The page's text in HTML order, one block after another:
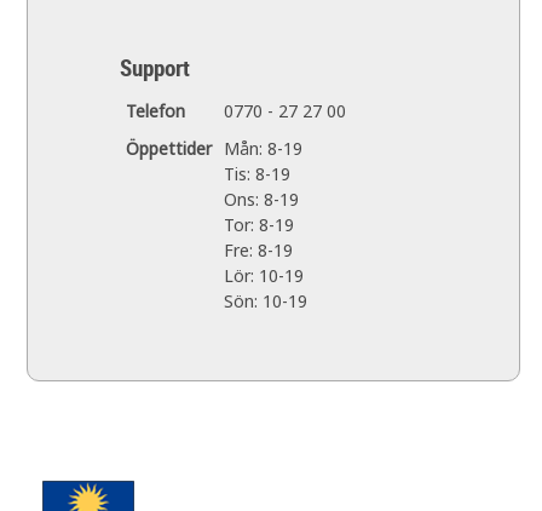
Support
Telefon
0770 - 27 27 00
Öppettider Mån: 8-19
Tis: 8-19
Ons: 8-19
Tor: 8-19
Fre: 8-19
Lör: 10-19
Sön: 10-19